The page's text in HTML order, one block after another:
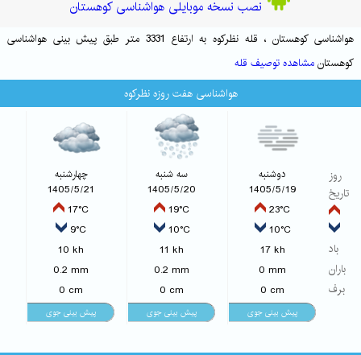
نصب نسخه موبایلی هواشناسی کوهستان
هواشناسی کوهستان ، قله نظرکوه به ارتفاع 3331 متر طبق پیش بینی هواشناسی
کوهستانمشاهده توصیف قله
هواشناسی هفت روزه نظرکوه
روز
تاریخ
باد
باران
برف
دوشنبه
1405/5/19
23°C
10°C
17 kh
0 mm
0 cm
سه شنبه
1405/5/20
19°C
10°C
11 kh
0.2 mm
0 cm
چهارشنبه
1405/5/21
17°C
9°C
10 kh
0.2 mm
0 cm